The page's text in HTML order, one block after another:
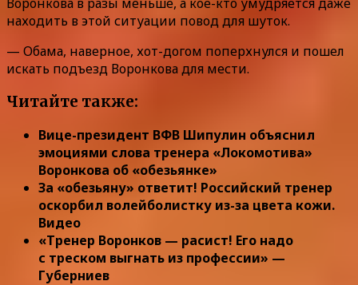
находить в этой ситуации повод для шуток.
— Обама, наверное, хот-догом поперхнулся и пошел
искать подъезд Воронкова для мести.
Читайте также:
Вице-президент ВФВ Шипулин объяснил
эмоциями слова тренера «Локомотива»
Воронкова об «обезьянке»
За «обезьяну» ответит! Российский тренер
оскорбил волейболистку из-за цвета кожи.
Видео
«Тренер Воронков — расист! Его надо
с треском выгнать из профессии» —
Губерниев